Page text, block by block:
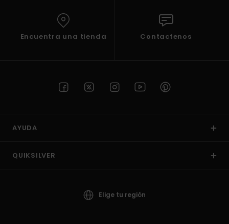
Encuentra una tienda Contactenos
AYUDA
QUIKSILVER
Elige tu región